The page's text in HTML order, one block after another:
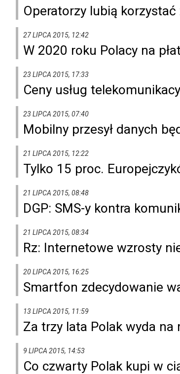
Operatorzy lubią korzystać
27 LIPCA 2015, 12:42
W 2020 roku Polacy na
23 LIPCA 2015, 17:33
Ceny usług
23 LIPCA 2015, 07:40
Mobilny przesył danych
21 LIPCA 2015, 12:22
Tylko 15 proc.
21 LIPCA 2015, 08:48
DGP: SMS-y kontra
21 LIPCA 2015, 08:34
Rz: Internetowe wzrosty
20 LIPCA 2015, 16:25
Smartfon zdecydowanie
13 LIPCA 2015, 11:59
Za trzy lata Polak wyda
9 LIPCA 2015, 14:53
Co czwarty Polak kupi w